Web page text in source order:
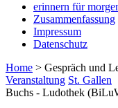
erinnern für
Zusammenfassung
Impressum
Datenschutz
Home > Gespräch und
Veranstaltung St. Gallen
Buchs - Ludothek